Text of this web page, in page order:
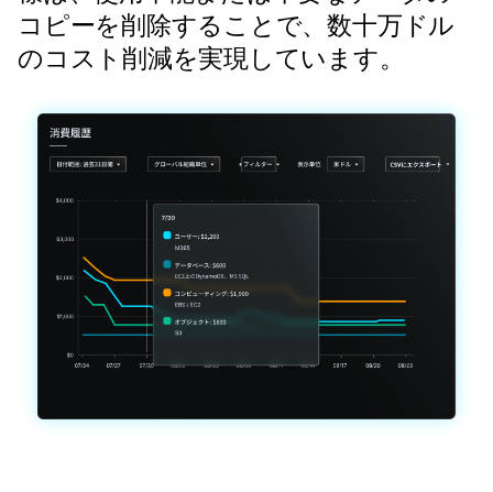
コピーを削除することで、数十万ドル
のコスト削減を実現しています。